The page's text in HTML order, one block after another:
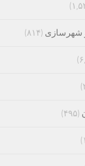
و شهرسازی (۸۱۴)
(۴۹۵)